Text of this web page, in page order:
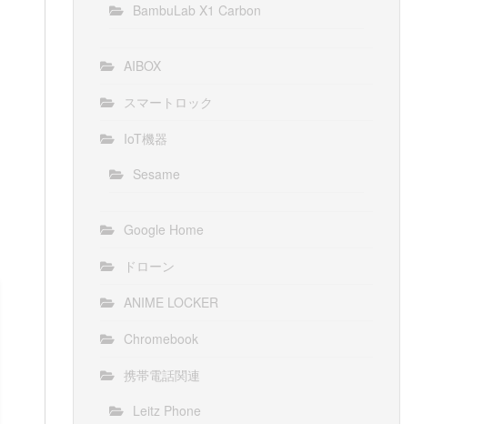
BambuLab X1 Carbon
AIBOX
スマートロック
IoT機器
Sesame
Google Home
ドローン
ANIME LOCKER
Chromebook
携帯電話関連
Leitz Phone